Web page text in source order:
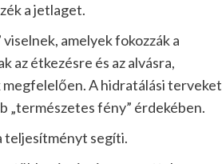
a jetlaget.
amelyek fokozzák a
az étkezésre és az alvásra,
A hidratálási terveket
„természetes fény” érdekében.
teljesítményt segíti.